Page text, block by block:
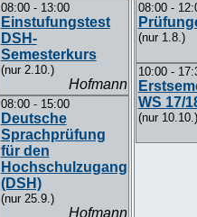
08:00 - 13:00
Einstufungstest
DSH-
Semesterkurs
(nur 2.10.)
Hofmann
08:00 - 15:00
Deutsche
Sprachprüfung
für den
Hochschulzugang
(DSH)
(nur 25.9.)
Hofmann
08:00 -
(nur 1.8.)
10:00 -
WS 17/
(nur 10.10.)